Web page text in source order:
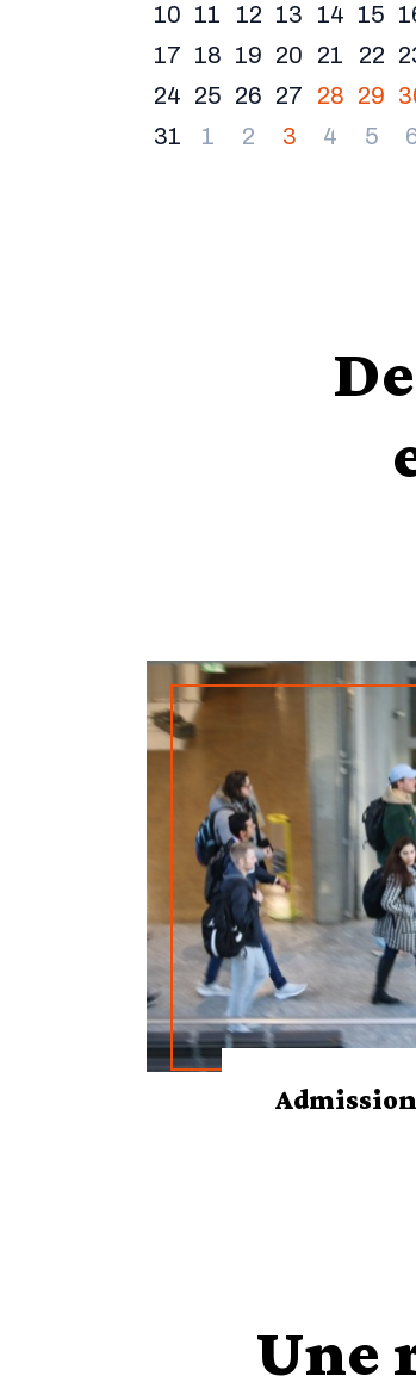
directement contact avec vous
Arpej...
10 11 12 13 14 15
17 18 19 20 21 22
24 25 26 27 28 29
31
1 2 3 4 5
Une